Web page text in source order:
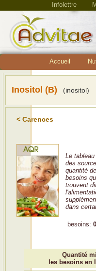
Infolettre
Accueil
Inositol (B) (inositol)
< Carences
Le
des
quantité
besoins
trouvent
dans
besoins:
Quantité
les besoins en